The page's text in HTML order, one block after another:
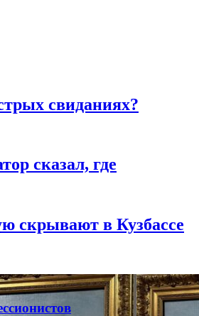
свиданиях?
сказал, где
скрывают в Кузбассе